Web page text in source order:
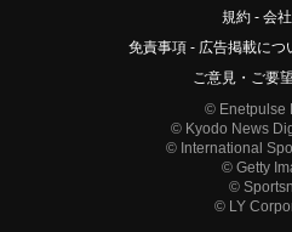
規約
会
免責事項
広告掲載につ
ご意見・ご要望
© Enetpulse
© Kyodo News
© International
© Getty
©
© LY